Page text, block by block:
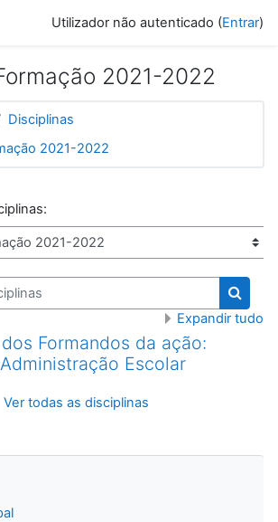
Utilizador não autenticado (Entrar)
2021-2022
Disciplinas
2021-2022
Expandir tudo
Formandos da ação:
Escolar
Ver todas as disciplinas